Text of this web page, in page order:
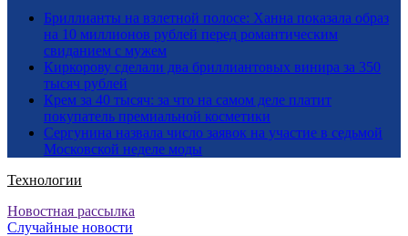
Бриллианты на взлетной полосе: Ханна показала образ
на 10 миллионов рублей перед романтическим
свиданием с мужем
Киркорову сделали два бриллиантовых винира за 350
тысяч рублей
Крем за 40 тысяч: за что на самом деле платит
покупатель премиальной косметики
Сергунина назвала число заявок на участие в седьмой
Московской неделе моды
Технологии
Новостная рассылка
Случайные новости